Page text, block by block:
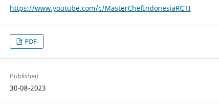
https://www.youtube.com/c/MasterChefIndonesiaRCTI
PDF
Published
30-08-2023